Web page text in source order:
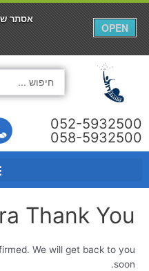
052-5932500
058-5932500
Thank You
We will get back to you
soon.
אסתר
OPEN
אסתר
OPEN